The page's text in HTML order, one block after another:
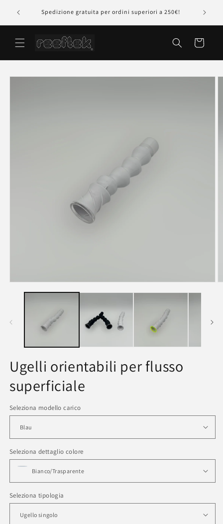
direttamente
della Spedizione gratuita per ordini superiori a 250€!
Carrello
Passa alle
Ugelli orientabili per flusso
superficiale
Seleziona modello carico
Seleziona dettaglio colore
Seleziona tipologia